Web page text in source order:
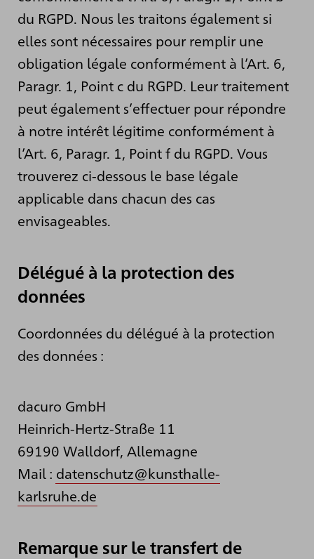
du RGPD. Nous les traitons également si
elles sont nécessaires pour remplir une
obligation légale conformément à l’Art. 6,
Paragr. 1, Point c du RGPD. Leur traitement
peut également s’effectuer pour répondre
à notre intérêt légitime conformément à
l’Art. 6, Paragr. 1, Point f du RGPD. Vous
trouverez ci-dessous le base légale
applicable dans chacun des cas
envisageables.
Délégué à la protection des
données
Coordonnées du délégué à la protection
des données :
dacuro GmbH
Heinrich-Hertz-Straße 11
69190 Walldorf, Allemagne
Mail : datenschutz@kunsthalle-
karlsruhe.de
Remarque sur le transfert de